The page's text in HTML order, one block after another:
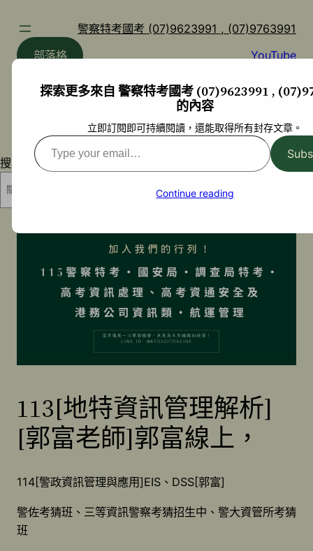
警察特考國考 (07)9623991 , (07)9763991
部落格
YouTube
搜尋
搜尋
113[地特資訊管理解析]
[郭富老師]郭富線上，
114[警政資訊管理與應用]EIS、DSS[郭富]
警佐考猜班、三等資訊警察考猜招生中、警大資管所考猜
班
探索更多來自 警察特考國考 (07)9623991 ,
的內容
立即訂閱即可持續閱讀，還能取得所有封存文章。
Type
your
Continue reading